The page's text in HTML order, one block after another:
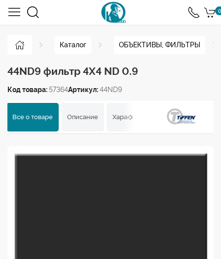
0
Каталог ОБЪЕКТИВЫ, ФИЛЬТРЫ
44ND9 фильтр 4X4 ND 0.9
Код товара: 57364Артикул:44ND9
Все о товаре Описание Характеристики Отзывы